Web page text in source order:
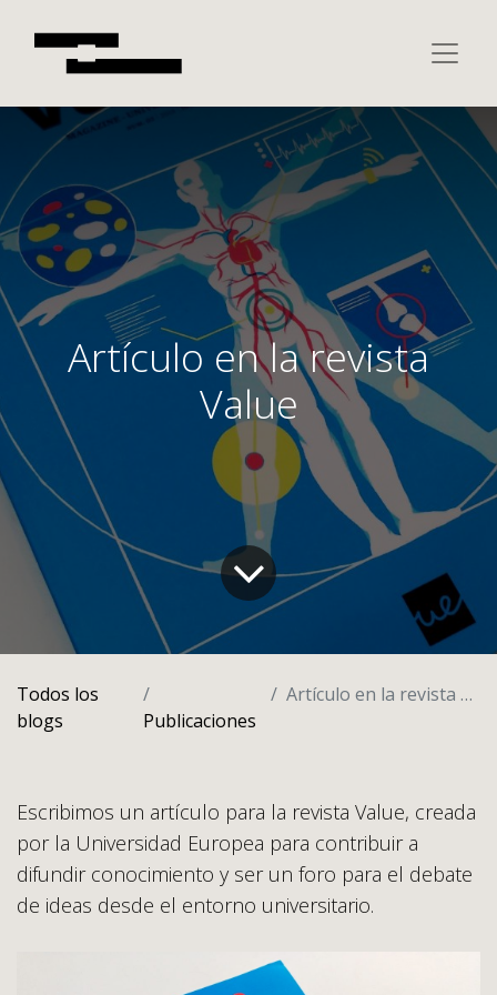
Artículo en la revista
Value
Todos los
blogs
Publicaciones
Artículo en la revista Value
Escribimos un artículo para la revista Value, creada
por la Universidad Europea para contribuir a
difundir conocimiento y ser un foro para el debate
de ideas desde el entorno universitario.